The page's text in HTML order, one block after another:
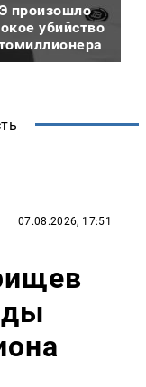
произошло
убийство
07.08.2026, 17:51